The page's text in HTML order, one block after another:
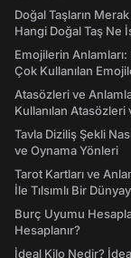
Doğal Taşların
Hangi Doğal Taş Ne
Emojilerin
Çok Kullanılan
Atasözleri ve
Kullanılan Atasözleri
Tavla Diziliş Şekli
ve Oynama Yönleri
Tarot Kartları ve
İle Tılsımlı Bir
Burç Uyumu
Hesaplanır?
İdeal Kilo Nedir?